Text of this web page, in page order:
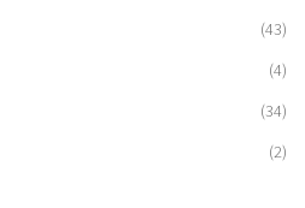
(43)
(4)
(34)
(2)